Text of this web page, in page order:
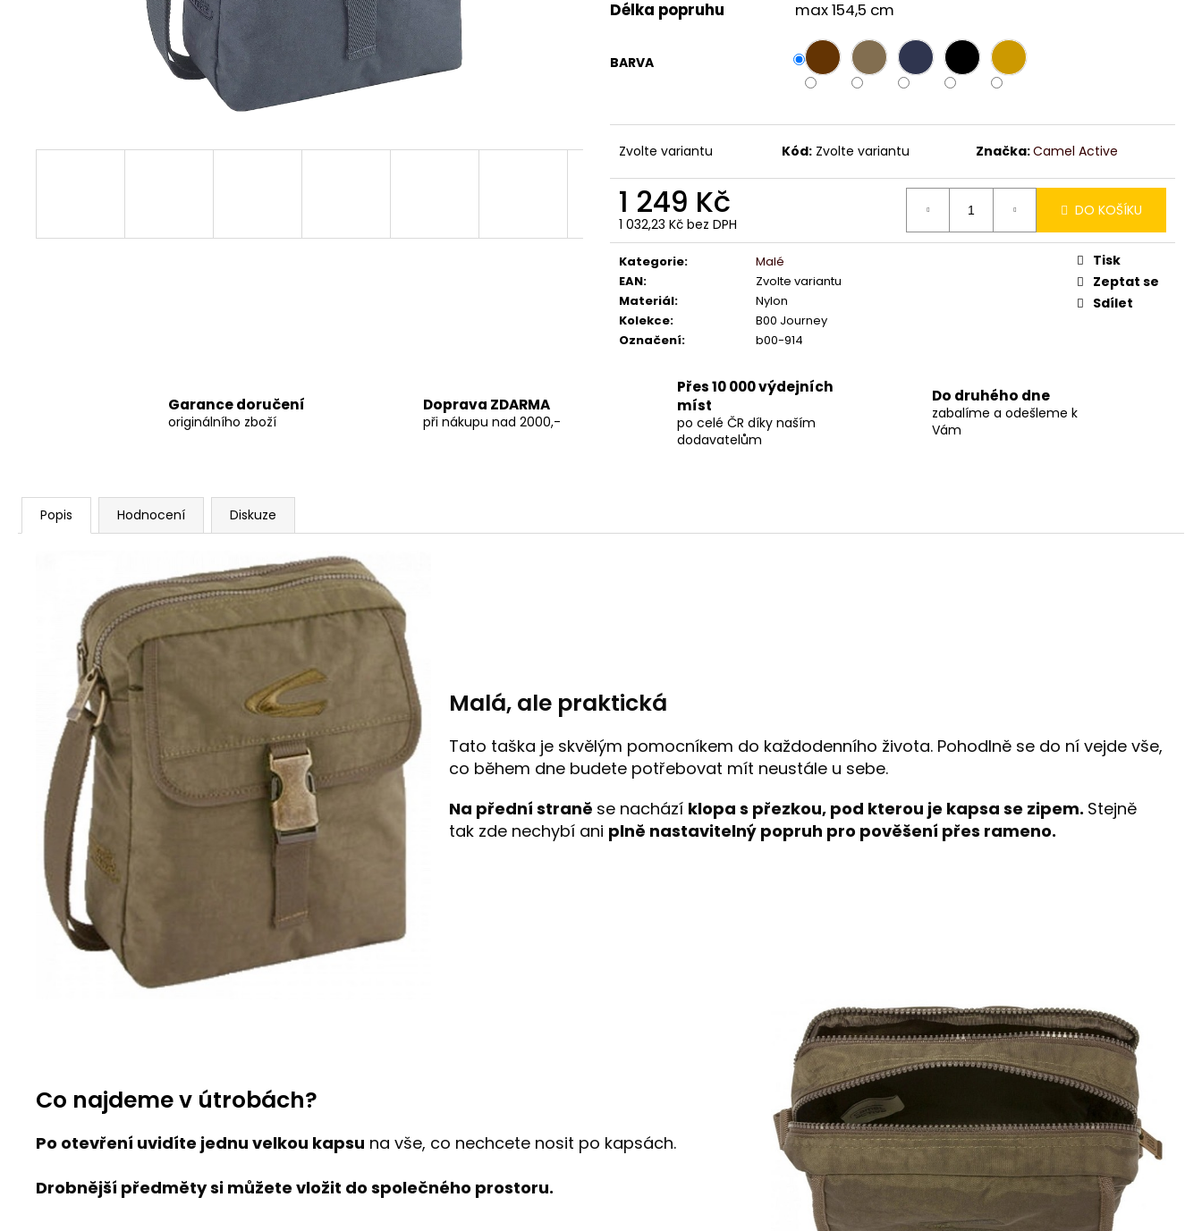
Délka popruhu
max 154,5 cm
BARVA
Zvolte variantu Kód: Zvolte variantu Značka:Camel Active
1 249 Kč
1 032,23 Kč bez DPH
Měrná
cena:
DO KOŠÍKU
Kategorie:
Malé
EAN:
Zvolte variantu
Materiál:
Nylon
Kolekce:
B00 Journey
Označení: b00-914
Tisk
Zeptat se
Sdílet
Garance doručení
originálního zboží
Doprava ZDARMA
při nákupu nad 2000,-
Přes 10 000 výdejních
míst
po celé ČR díky naším
dodavatelům
Do druhého dne
zabalíme a odešleme k
Vám
Popis Hodnocení Diskuze
Malá, ale praktická
Tato taška je skvělým pomocníkem do každodenního života. Pohodlně se do ní vejde vše,
co během dne budete potřebovat mít neustále u sebe.
Na přední straně se nachází klopa s přezkou, pod kterou je kapsa se zipem. Stejně
tak zde nechybí ani plně nastavitelný popruh pro pověšení přes rameno.
Co najdeme v útrobách?
Po otevření uvidíte jednu velkou kapsu na vše, co nechcete nosit po kapsách.
Drobnější předměty si můžete vložit do společného prostoru.